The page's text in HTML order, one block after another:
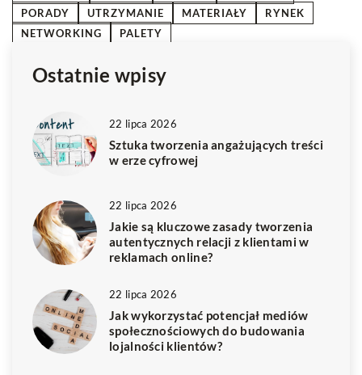
PORADY
UTRZYMANIE MATERIAŁY
RYNEK
NETWORKING
PALETY
Ostatnie wpisy
22 lipca 2026
Sztuka tworzenia angażujących treści
w erze cyfrowej
22 lipca 2026
Jakie są kluczowe zasady tworzenia
autentycznych relacji z klientami w
reklamach online?
22 lipca 2026
Jak wykorzystać potencjał mediów
społecznościowych do budowania
lojalności klientów?